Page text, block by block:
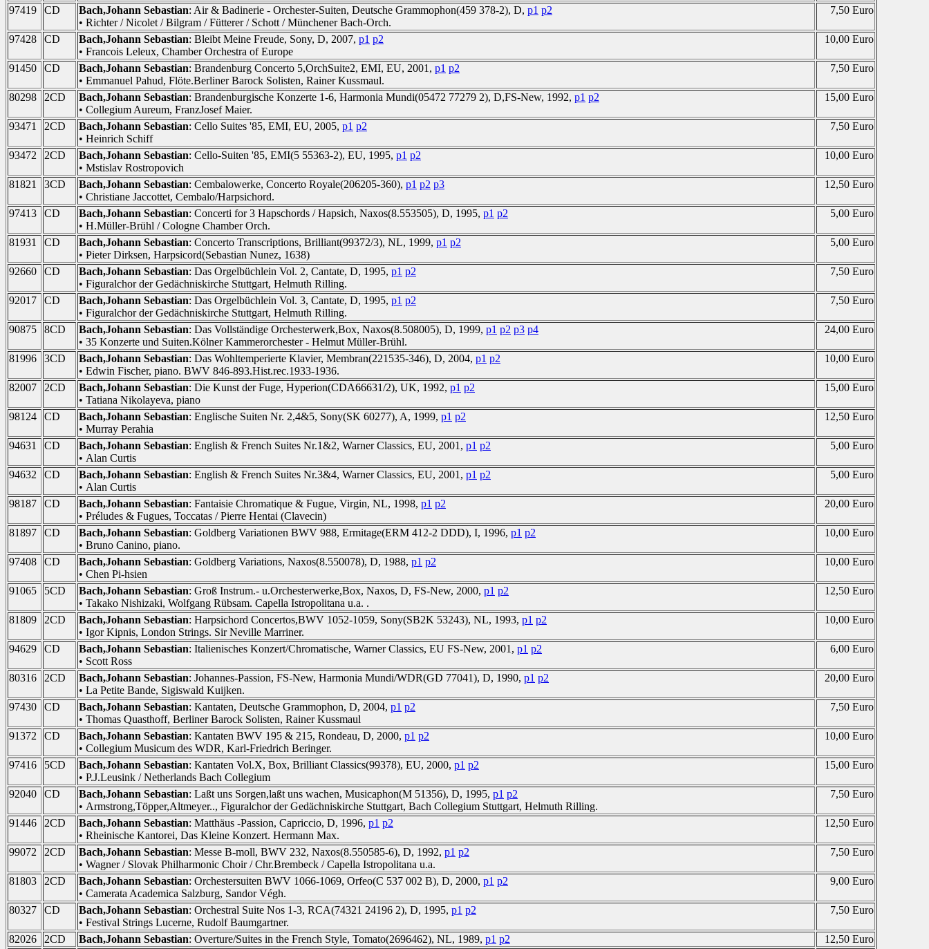
97419 CD Bach,Johann Sebastian: Air & Badinerie - Orchester-Suiten, Deutsche Grammophon(459 378-2), D, p1 p2
• Richter / Nicolet / Bilgram / Fütterer / Schott / Münchener Bach-Orch.
7,50 Euro
97428 CD Bach,Johann Sebastian: Bleibt Meine Freude, Sony, D, 2007, p1 p2
• Francois Leleux, Chamber Orchestra of Europe
10,00 Euro
91450 CD Bach,Johann Sebastian: Brandenburg Concerto 5,OrchSuite2, EMI, EU, 2001, p1 p2
• Emmanuel Pahud, Flöte.Berliner Barock Solisten, Rainer Kussmaul.
7,50 Euro
80298 2CD Bach,Johann Sebastian: Brandenburgische Konzerte 1-6, Harmonia Mundi(05472 77279 2), D,FS-New, 1992, p1 p2
• Collegium Aureum, FranzJosef Maier.
15,00 Euro
93471 2CD Bach,Johann Sebastian: Cello Suites '85, EMI, EU, 2005, p1 p2
• Heinrich Schiff
7,50 Euro
93472 2CD Bach,Johann Sebastian: Cello-Suiten '85, EMI(5 55363-2), EU, 1995, p1 p2
• Mstislav Rostropovich
10,00 Euro
81821 3CD Bach,Johann Sebastian: Cembalowerke, Concerto Royale(206205-360), p1 p2 p3
• Christiane Jaccottet, Cembalo/Harpsichord.
12,50 Euro
97413 CD Bach,Johann Sebastian: Concerti for 3 Hapschords / Hapsich, Naxos(8.553505), D, 1995, p1 p2
• H.Müller-Brühl / Cologne Chamber Orch.
5,00 Euro
81931 CD Bach,Johann Sebastian: Concerto Transcriptions, Brilliant(99372/3), NL, 1999, p1 p2
• Pieter Dirksen, Harpsicord(Sebastian Nunez, 1638)
5,00 Euro
92660 CD Bach,Johann Sebastian: Das Orgelbüchlein Vol. 2, Cantate, D, 1995, p1 p2
• Figuralchor der Gedächniskirche Stuttgart, Helmuth Rilling.
7,50 Euro
92017 CD Bach,Johann Sebastian: Das Orgelbüchlein Vol. 3, Cantate, D, 1995, p1 p2
• Figuralchor der Gedächniskirche Stuttgart, Helmuth Rilling.
7,50 Euro
90875 8CD Bach,Johann Sebastian: Das Vollständige Orchesterwerk,Box, Naxos(8.508005), D, 1999, p1 p2 p3 p4
• 35 Konzerte und Suiten.Kölner Kammerorchester - Helmut Müller-Brühl.
24,00 Euro
81996 3CD Bach,Johann Sebastian: Das Wohltemperierte Klavier, Membran(221535-346), D, 2004, p1 p2
• Edwin Fischer, piano. BWV 846-893.Hist.rec.1933-1936.
10,00 Euro
82007 2CD Bach,Johann Sebastian: Die Kunst der Fuge, Hyperion(CDA66631/2), UK, 1992, p1 p2
• Tatiana Nikolayeva, piano
15,00 Euro
98124 CD Bach,Johann Sebastian: Englische Suiten Nr. 2,4&5, Sony(SK 60277), A, 1999, p1 p2
• Murray Perahia
12,50 Euro
94631 CD Bach,Johann Sebastian: English & French Suites Nr.1&2, Warner Classics, EU, 2001, p1 p2
• Alan Curtis
5,00 Euro
94632 CD Bach,Johann Sebastian: English & French Suites Nr.3&4, Warner Classics, EU, 2001, p1 p2
• Alan Curtis
5,00 Euro
98187 CD Bach,Johann Sebastian: Fantaisie Chromatique & Fugue, Virgin, NL, 1998, p1 p2
• Préludes & Fugues, Toccatas / Pierre Hentai (Clavecin)
20,00 Euro
81897 CD Bach,Johann Sebastian: Goldberg Variationen BWV 988, Ermitage(ERM 412-2 DDD), I, 1996, p1 p2
• Bruno Canino, piano.
10,00 Euro
97408 CD Bach,Johann Sebastian: Goldberg Variations, Naxos(8.550078), D, 1988, p1 p2
• Chen Pi-hsien
10,00 Euro
91065 5CD Bach,Johann Sebastian: Groß Instrum.- u.Orchesterwerke,Box, Naxos, D, FS-New, 2000, p1 p2
• Takako Nishizaki, Wolfgang Rübsam. Capella Istropolitana u.a. .
12,50 Euro
81809 2CD Bach,Johann Sebastian: Harpsichord Concertos,BWV 1052-1059, Sony(SB2K 53243), NL, 1993, p1 p2
• Igor Kipnis, London Strings. Sir Neville Marriner.
10,00 Euro
94629 CD Bach,Johann Sebastian: Italienisches Konzert/Chromatische, Warner Classics, EU FS-New, 2001, p1 p2
• Scott Ross
6,00 Euro
80316 2CD Bach,Johann Sebastian: Johannes-Passion, FS-New, Harmonia Mundi/WDR(GD 77041), D, 1990, p1 p2
• La Petite Bande, Sigiswald Kuijken.
20,00 Euro
97430 CD Bach,Johann Sebastian: Kantaten, Deutsche Grammophon, D, 2004, p1 p2
• Thomas Quasthoff, Berliner Barock Solisten, Rainer Kussmaul
7,50 Euro
91372 CD Bach,Johann Sebastian: Kantaten BWV 195 & 215, Rondeau, D, 2000, p1 p2
• Collegium Musicum des WDR, Karl-Friedrich Beringer.
10,00 Euro
97416 5CD Bach,Johann Sebastian: Kantaten Vol.X, Box, Brilliant Classics(99378), EU, 2000, p1 p2
• P.J.Leusink / Netherlands Bach Collegium
15,00 Euro
92040 CD Bach,Johann Sebastian: Laßt uns Sorgen,laßt uns wachen, Musicaphon(M 51356), D, 1995, p1 p2
• Armstrong,Töpper,Altmeyer.., Figuralchor der Gedächniskirche Stuttgart, Bach Collegium Stuttgart, Helmuth Rilling.
7,50 Euro
91446 2CD Bach,Johann Sebastian: Matthäus -Passion, Capriccio, D, 1996, p1 p2
• Rheinische Kantorei, Das Kleine Konzert. Hermann Max.
12,50 Euro
99072 2CD Bach,Johann Sebastian: Messe B-moll, BWV 232, Naxos(8.550585-6), D, 1992, p1 p2
• Wagner / Slovak Philharmonic Choir / Chr.Brembeck / Capella Istropolitana u.a.
7,50 Euro
81803 2CD Bach,Johann Sebastian: Orchestersuiten BWV 1066-1069, Orfeo(C 537 002 B), D, 2000, p1 p2
• Camerata Academica Salzburg, Sandor Végh.
9,00 Euro
80327 CD Bach,Johann Sebastian: Orchestral Suite Nos 1-3, RCA(74321 24196 2), D, 1995, p1 p2
• Festival Strings Lucerne, Rudolf Baumgartner.
7,50 Euro
82026 2CD Bach,Johann Sebastian: Overture/Suites in the French Style, Tomato(2696462), NL, 1989, p1 p2
12,50 Euro